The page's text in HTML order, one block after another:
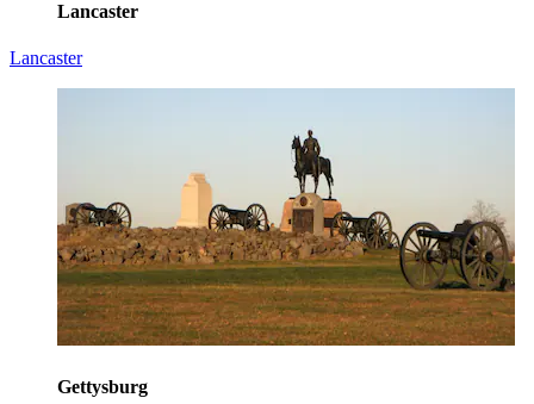
Lancaster
Lancaster
Gettysburg